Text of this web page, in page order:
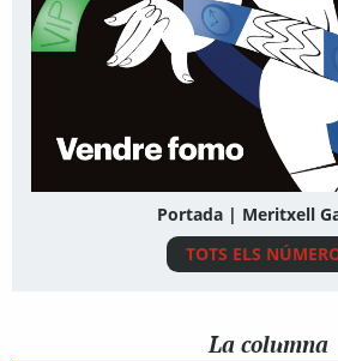
Portada | Meritxell
TOTS ELS
La columna